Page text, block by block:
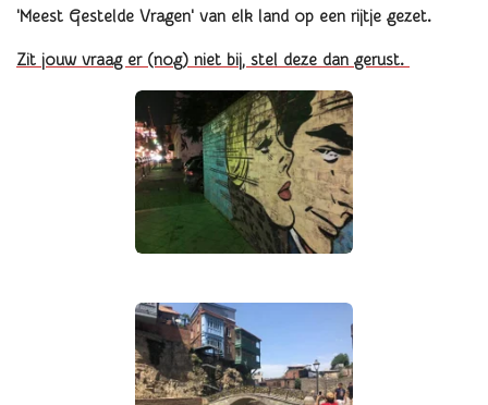
'Meest Gestelde Vragen' van elk land op een rijtje gezet.
Zit jouw vraag er (nog) niet bij, stel deze dan gerust.